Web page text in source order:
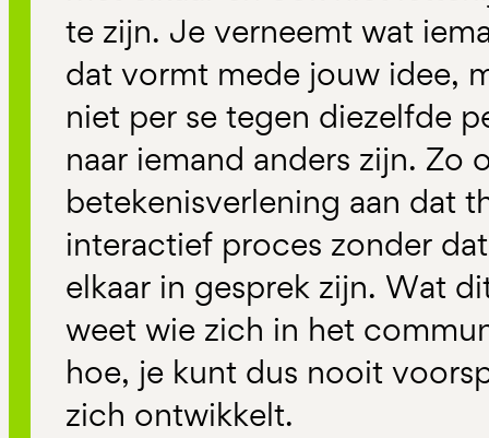
te zijn. Je verneemt wat
dat vormt mede jouw idee,
niet per se tegen diezelfde
naar iemand anders zijn. Zo
betekenisverlening aan dat
interactief proces zonder
elkaar in gesprek zijn. Wat
weet wie zich in het
hoe, je kunt dus nooit
zich ontwikkelt.